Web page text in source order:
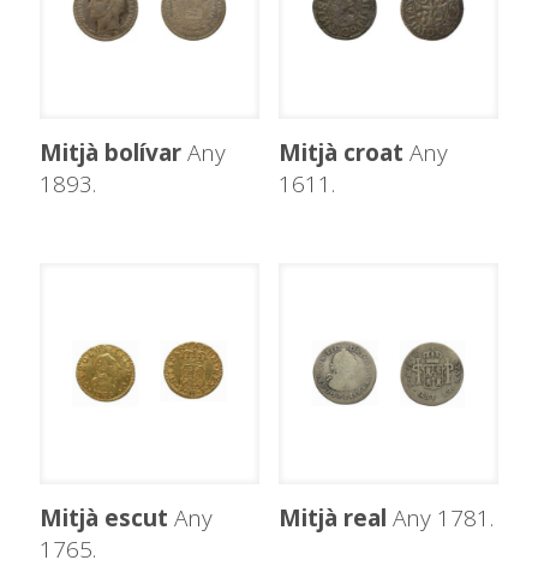
Mitjà bolívarAny
1893.
Mitjà croat Any
1611.
Mitjà escut Any
1765.
Mitjà real Any 1781.